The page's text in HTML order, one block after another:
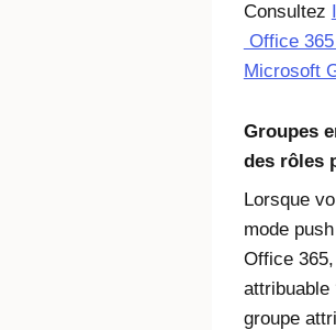
Consultez
Office
Microsoft
Groupes
des rôles
Lorsque
mode
Office
attribuable
groupe